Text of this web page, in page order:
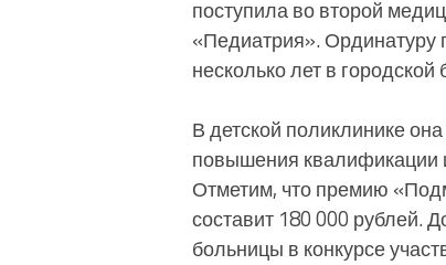
поступила во второй
«Педиатрия». Ординатуру
несколько лет в
В детской поликлинике
повышения квалификации
Отметим, что премию
составит 180 000 рублей.
больницы в конкурсе